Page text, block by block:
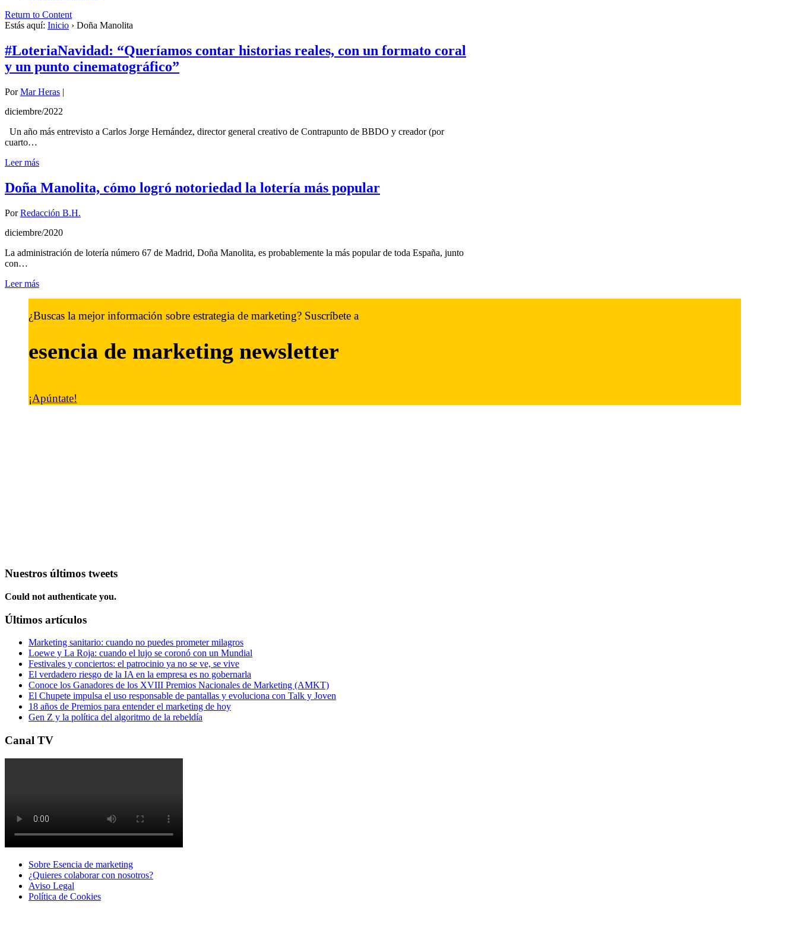
Return to Content
Estás aquí: Inicio › Doña Manolita
#LoteriaNavidad: “Queríamos contar historias reales, con un formato coral
y un punto cinematográfico”
PorMar Heras |
diciembre/2022
Un año más entrevisto a Carlos Jorge Hernández, director general creativo de Contrapunto de BBDO y creador (por
cuarto…
Leer más
Doña Manolita, cómo logró notoriedad la lotería más popular
PorRedacción B.H.
diciembre/2020
La administración de lotería número 67 de Madrid, Doña Manolita, es probablemente la más popular de toda España, junto
con…
Leer más
¿Buscas la mejor información sobre estrategia de marketing? Suscríbete a
esencia de marketing newsletter
¡Apúntate!
Nuestros últimos tweets
Could not authenticate you.
Últimos artículos
Marketing sanitario: cuando no puedes prometer milagros
Loewe y La Roja: cuando el lujo se coronó con un Mundial
Festivales y conciertos: el patrocinio ya no se ve, se vive
El verdadero riesgo de la IA en la empresa es no gobernarla
Conoce los Ganadores de los XVIII Premios Nacionales de Marketing (AMKT)
El Chupete impulsa el uso responsable de pantallas y evoluciona con Talk y Joven
18 años de Premios para entender el marketing de hoy
Gen Z y la política del algoritmo de la rebeldía
Canal TV
Sobre Esencia de marketing
¿Quieres colaborar con nosotros?
Aviso Legal
Polí­tica de Cookies